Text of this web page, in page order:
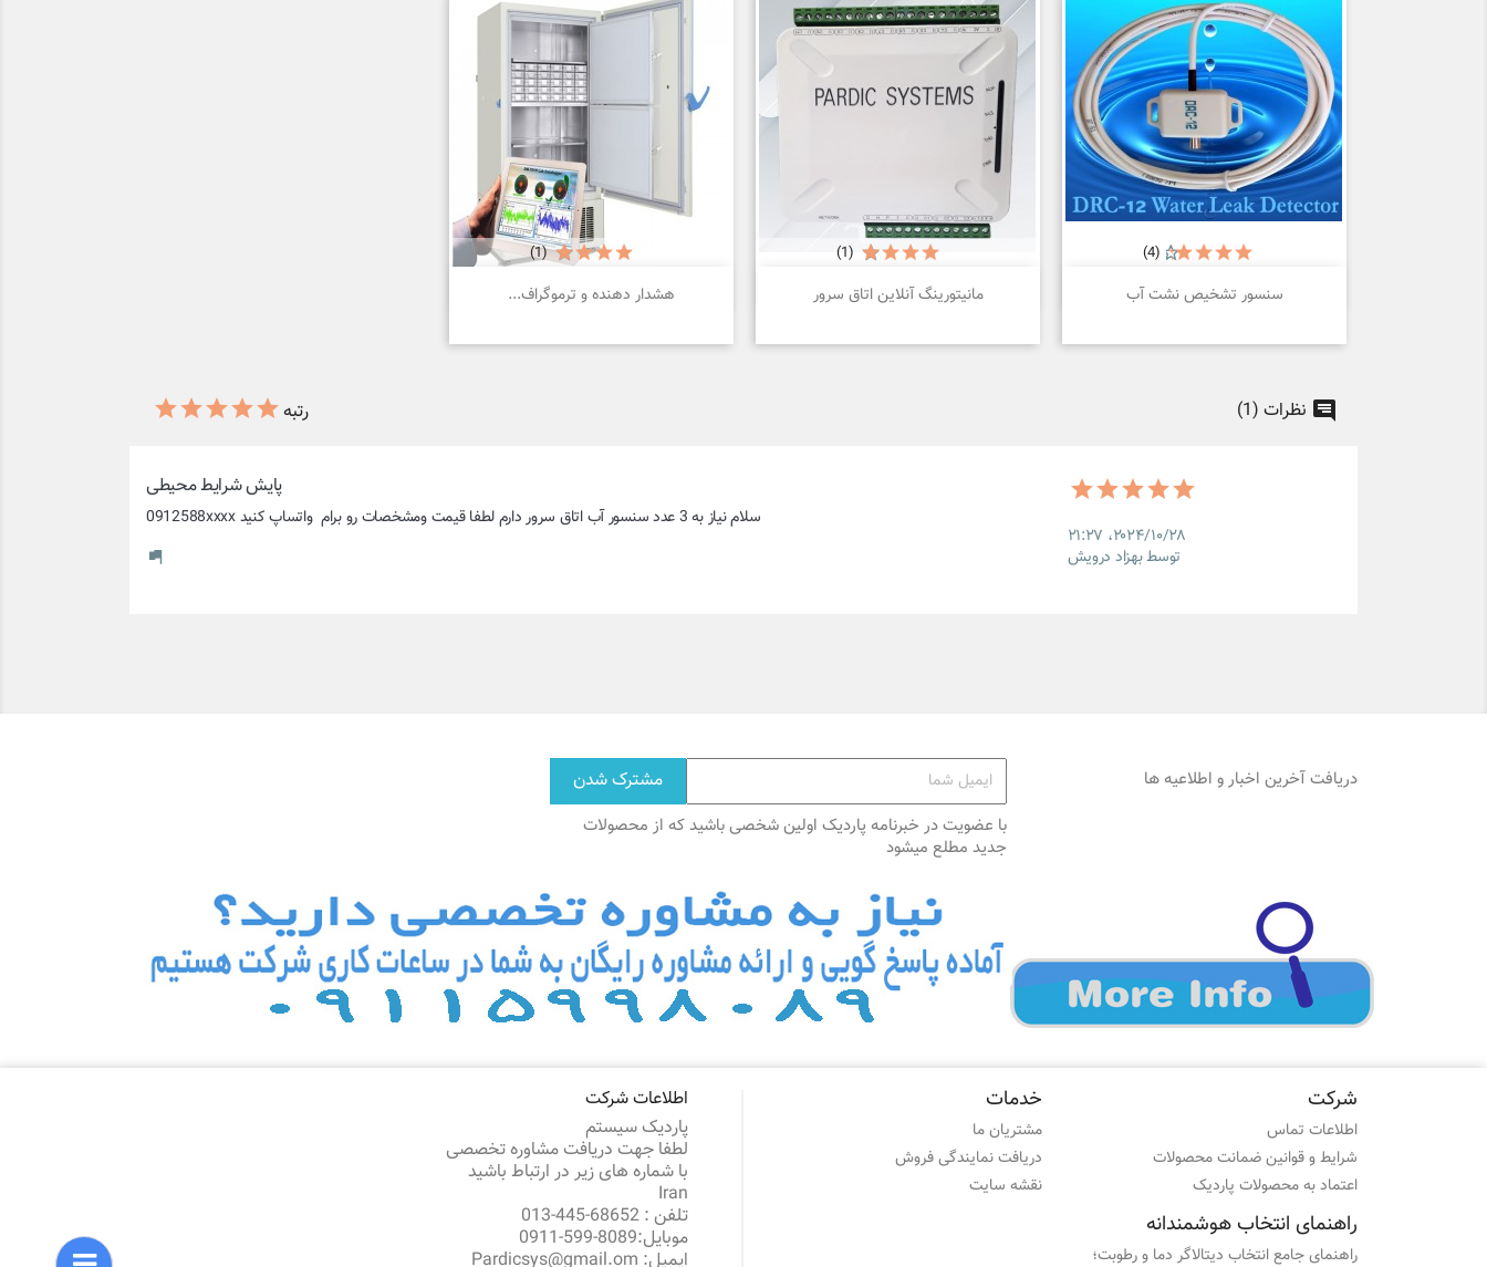
سنسور تشخیص نشت آب
(4)
 نمایش سریع مانیتورینگ آنلاین اتاق سرور
(1)
نمایش سریع هشدار دهنده و ترموگراف...
(1)
نمایش سریع
نظرات (1) رتبه
۲۰۲۴/۱۰/۲۸،‏ ۲۱:۲۷
توسط بهزاد درویش
پایش شرایط محیطی
سلام نیاز به 3 عدد سنسور آب اتاق سرور دارم لطفا قیمت ومشخصات رو برام  واتساپ کنید 0912588xxxx
دریافت آخرین اخبار و اطلاعیه ها
با عضویت در خبرنامه پاردیک اولین شخصی باشید که از محصولات
جدید مطلع میشود
شرکت
اطلاعات تماس
شرایط و قوانین ضمانت محصولات
اعتماد به محصولات پاردیک
خدمات
مشتریان ما
دریافت نمایندگی فروش
نقشه سایت
راهنمای انتخاب هوشمندانه
راهنمای جامع انتخاب دیتالاگر دما و رطوبت؛
اطلاعات شرکت
پاردیک سیستم
لطفا جهت دریافت مشاوره تخصصی
با شماره های زیر در ارتباط باشید
Iran
تلفن : 68652-445-013
موبایل:8089-599-0911
ایمیل: Pardicsys@gmail.om